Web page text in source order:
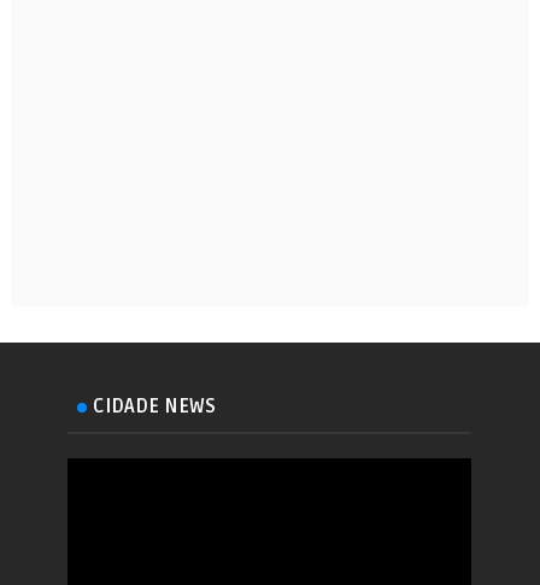
CIDADE NEWS